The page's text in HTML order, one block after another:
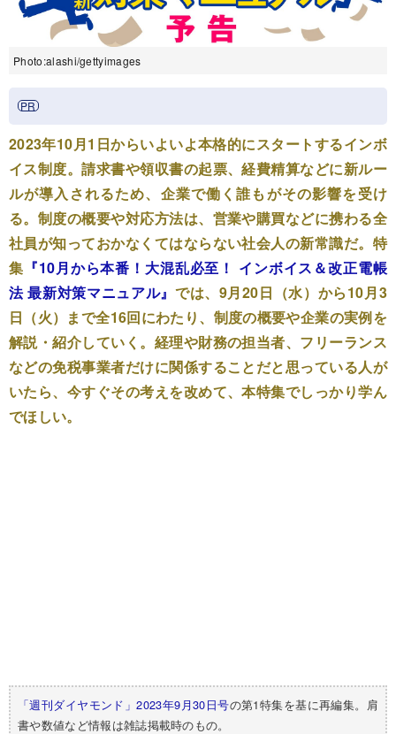
Photo:alashi/gettyimages
2023年10月1日からいよいよ本格的にスタートするインボ
イス制度。請求書や領収書の起票、経費精算などに新ルー
ルが導入されるため、企業で働く誰もがその影響を受け
る。制度の概要や対応方法は、営業や購買などに携わる全
社員が知っておかなくてはならない社会人の新常識だ。特
集 『10月から本番！大混乱必至！ インボイス＆改正電帳
法 最新対策マニュアル』 では、9月20日（水）から10月3
日（火）まで全16回にわたり、制度の概要や企業の実例を
解説・紹介していく。経理や財務の担当者、フリーランス
などの免税事業者だけに関係することだと思っている人が
いたら、今すぐその考えを改めて、本特集でしっかり学ん
でほしい。
「週刊ダイヤモンド」2023年9月30日号の第1特集を基に再編集。肩
書や数値など情報は雑誌掲載時のもの。